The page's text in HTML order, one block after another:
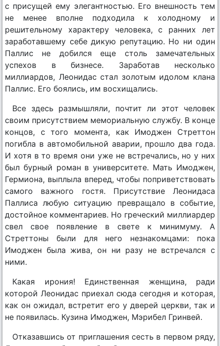
с присущей ему элегантностью. Его внешность тем
не менее вполне подходила к холодному и
решительному характеру человека, с ранних лет
заработавшему себе дикую репутацию. Но ни один
Паллис не добился еще столь замечательных
успехов в бизнесе. Заработав несколько
миллиардов, Леонидас стал золотым идолом клана
Паллис. Его боялись, им восхищались.
Все здесь размышляли, почтит ли этот человек
своим присутствием мемориальную службу. В конце
концов, с того момента, как Имоджен Стреттон
погибла в автомобильной аварии, прошло два года.
И хотя в то время они уже не встречались, но у них
был бурный роман в университете. Мать Имоджен,
Гермиона, выплыла вперед, чтобы поприветствовать
самого важного гостя. Присутствие Леонидаса
Паллиса любую ситуацию превращало в событие,
достойное комментариев. Но греческий миллиардер
свел свое появление в свете к минимуму. А
Стреттоны были для него незнакомцами: пока
Имоджен была жива, он ни разу не встречался с
ними.
Какая ирония! Единственная женщина, ради
которой Леонидас приехал сюда сегодня и которая,
как он ожидал, встретит его у дверей церкви, так и
не появилась. Кузина Имоджен, Мэрибел Гринвей.
Отказавшись от приглашения сесть в первом ряду,